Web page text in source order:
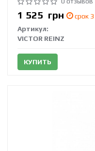
1 525 грн
срок 3
Артикул:
VICTOR REINZ
КУПИТЬ